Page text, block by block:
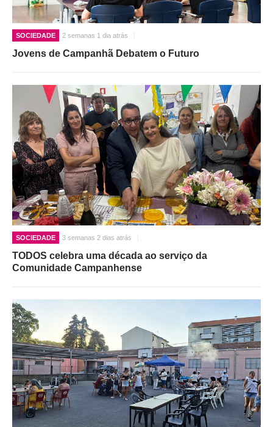
O GABINETE
APOIO AOS DESEMPREGADOS
APOIO ÀS EMPRESAS
CONTACTO E HORÁRIO GIP
CONTACTOS
SOCIEDADE 2 semanas 1 dia atrás
Jovens de Campanhã Debatem o Futuro
SOCIEDADE 3 semanas 2 dias atrás
TODOS celebra uma década ao serviço da
Comunidade Campanhense